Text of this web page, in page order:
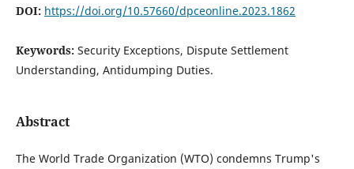
DOI: https://doi.org/10.57660/dpceonline.2023.1862
Keywords: Security Exceptions, Dispute Settlement
Understanding, Antidumping Duties.
Abstract
The World Trade Organization (WTO) condemns Trump's